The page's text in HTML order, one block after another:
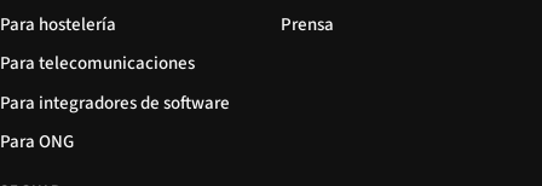
Para hostelería
Para telecomunicaciones
Para integradores de software
Para ONG
Prensa